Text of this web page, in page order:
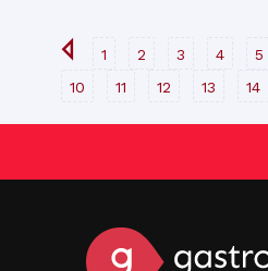
1 2 3 4 5
10
11 12 13 14